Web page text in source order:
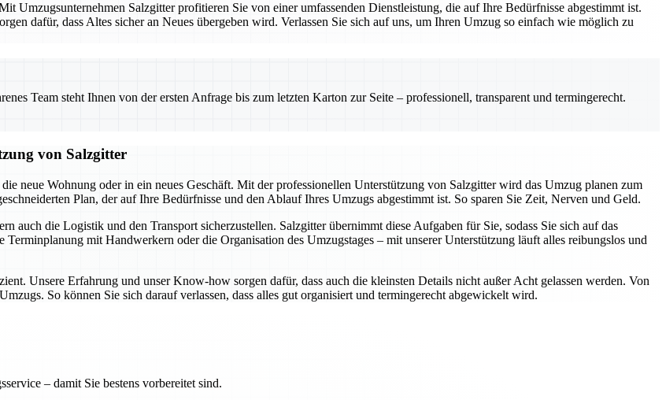
Umzugsunternehmen Salzgitter profitieren Sie von einer umfassenden Dienstleistung, die auf Ihre Bedürfnisse abgestimmt ist.
dafür, dass Altes sicher an Neues übergeben wird. Verlassen Sie sich auf uns, um Ihren Umzug so einfach wie möglich zu
Team steht Ihnen von der ersten Anfrage bis zum letzten Karton zur Seite – professionell, transparent und termingerecht.
von Salzgitter
neue Wohnung oder in ein neues Geschäft. Mit der professionellen Unterstützung von Salzgitter wird das Umzug planen zum
Plan, der auf Ihre Bedürfnisse und den Ablauf Ihres Umzugs abgestimmt ist. So sparen Sie Zeit, Nerven und Geld.
auch die Logistik und den Transport sicherzustellen. Salzgitter übernimmt diese Aufgaben für Sie, sodass Sie sich auf das
mit Handwerkern oder die Organisation des Umzugstages – mit unserer Unterstützung läuft alles reibungslos und
Unsere Erfahrung und unser Know-how sorgen dafür, dass auch die kleinsten Details nicht außer Acht gelassen werden. Von
So können Sie sich darauf verlassen, dass alles gut organisiert und termingerecht abgewickelt wird.
– damit Sie bestens vorbereitet sind.